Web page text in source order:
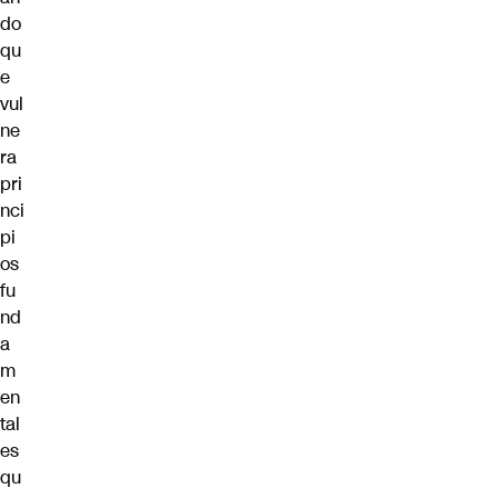
do
qu
e
vul
ne
ra
pri
nci
pi
os
fu
nd
a
m
en
tal
es
qu